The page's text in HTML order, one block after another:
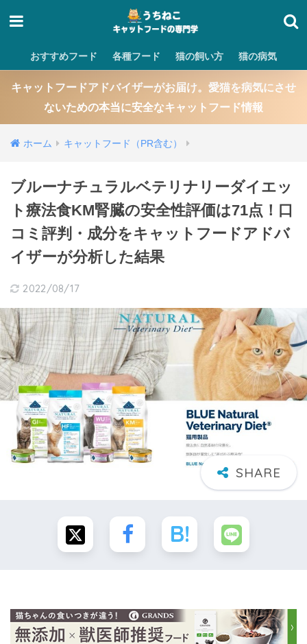
おすすめフード 各種フード 猫の飼い方 猫の病気
キャットフードアドバイザーがお届け。愛猫を病気にさせ
ないための本当に安全なキャットフード情報
ホーム キャットフード（PR含む）
ブルーナチュラルベテリナリーダイエッ
ト療法食KM腎臓の安全性評価は71点！口
コミ評判・成分をキャットフードアドバ
イザーが分析した結果
2022/08/17